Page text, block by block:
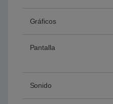
Gráficos
Pantalla
Sonido